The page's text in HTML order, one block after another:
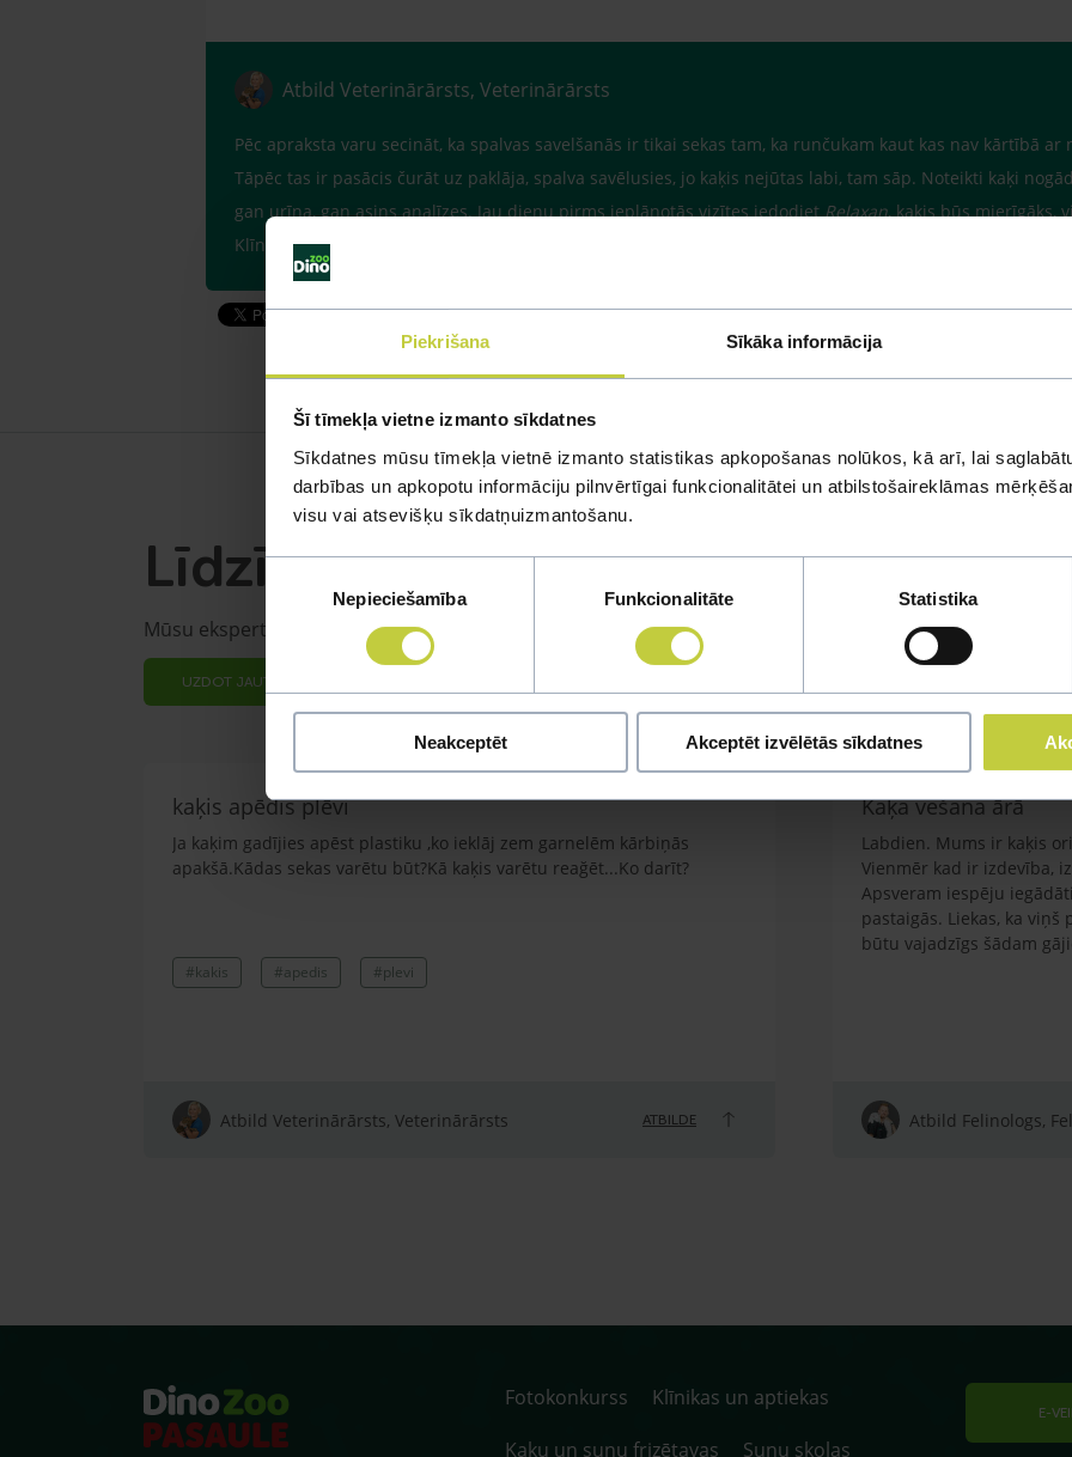
Piekrišana Sīkāka informācija
Šī tīmekļa vietne izmanto sīkdatnes
Sīkdatnes mūsu tīmekļa vietnē izmanto statistikas apkopošanas nolūkos, kā arī, lai
darbības un apkopotu informāciju pilnvērtīgai funkcionalitātei un atbilstošaireklāmas
visu vai atsevišķu sīkdatņuizmantošanu.
Nepieciešamība Funkcionalitāte Statistika
Neakceptēt Akceptēt izvēlētās sīkdatnes
Atbild Veterinārārsts, Veterinārārsts
Pēc apraksta varu secināt, ka spalvas savelšanās ir tikai sekas tam, ka runčukam kaut kas nav kārtībā
Tāpēc tas ir pasācis čurāt uz paklāja, spalva savēlusies, jo kaķis nejūtas labi, tam sāp. Noteikti kaķi
gan urīna, gan asins analīzes. Jau dienu pirms ieplānotās vizītes iedodietRelaxan, kaķis būs mierīgāks,
Klīnikā noteikti tiks ar viņu galā. Vizīti neatlieciet, palīdziet savam mīlulim.
Līdzīgi jautājumi
Mūsu eksperti spēs atbildēt uz jebkuru Jūsu jautājumu
UZDOT JAUTĀJUMU
kaķis apēdis plēvi
Ja kaķim gadījies apēst plastiku ,ko ieklāj zem garnelēm kārbiņās
apakšā.Kādas sekas varētu būt?Kā kaķis varētu reağēt...Ko darīt?
#kakis #apedis #plevi
Atbild Veterinārārsts, Veterinārārsts ATBILDE
Kaķa vešana ārā
Labdien. Mums ir kaķis
Vienmēr kad ir izdevība,
Apsveram iespēju
pastaigās. Liekas, ka
būtu vajadzīgs šādam
Atbild Felinologs,
Fotokonkurss
Klīnikas un aptiekas
Kaķu un suņu frizētavas
Suņu skolas
E-